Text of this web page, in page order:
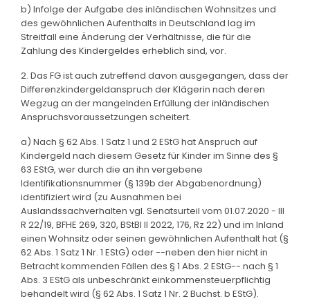
b) Infolge der Aufgabe des inländischen Wohnsitzes und
des gewöhnlichen Aufenthalts in Deutschland lag im
Streitfall eine Änderung der Verhältnisse, die für die
Zahlung des Kindergeldes erheblich sind, vor.
2. Das FG ist auch zutreffend davon ausgegangen, dass der
Differenzkindergeldanspruch der Klägerin nach deren
Wegzug an der mangelnden Erfüllung der inländischen
Anspruchsvoraussetzungen scheitert.
a) Nach § 62 Abs. 1 Satz 1 und 2 EStG hat Anspruch auf
Kindergeld nach diesem Gesetz für Kinder im Sinne des §
63 EStG, wer durch die an ihn vergebene
Identifikationsnummer (§ 139b der Abgabenordnung)
identifiziert wird (zu Ausnahmen bei
Auslandssachverhalten vgl. Senatsurteil vom 01.07.2020 - III
R 22/19, BFHE 269, 320, BStBl II 2022, 176, Rz 22) und im Inland
einen Wohnsitz oder seinen gewöhnlichen Aufenthalt hat (§
62 Abs. 1 Satz 1 Nr. 1 EStG) oder --neben den hier nicht in
Betracht kommenden Fällen des § 1 Abs. 2 EStG-- nach § 1
Abs. 3 EStG als unbeschränkt einkommensteuerpflichtig
behandelt wird (§ 62 Abs. 1 Satz 1 Nr. 2 Buchst. b EStG).